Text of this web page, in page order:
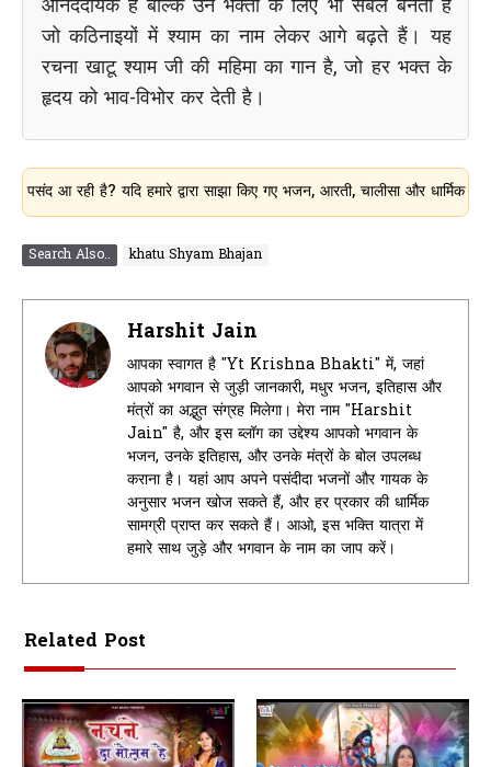
आनंददायक है बल्कि उन भक्तों के लिए भी संबल बनता है
जो कठिनाइयों में श्याम का नाम लेकर आगे बढ़ते हैं। यह
रचना खाटू श्याम जी की महिमा का गान है, जो हर भक्त के
हृदय को भाव-विभोर कर देती है।
रही है? यदि हमारे द्वारा साझा किए गए भजन, आरती, चालीसा और धार्मिक
Search Also.. khatu Shyam Bhajan
Harshit Jain
आपका स्वागत है "Yt Krishna Bhakti" में, जहां
आपको भगवान से जुड़ी जानकारी, मधुर भजन, इतिहास और
मंत्रों का अद्भुत संग्रह मिलेगा। मेरा नाम "Harshit
Jain" है, और इस ब्लॉग का उद्देश्य आपको भगवान के
भजन, उनके इतिहास, और उनके मंत्रों के बोल उपलब्ध
कराना है। यहां आप अपने पसंदीदा भजनों और गायक के
अनुसार भजन खोज सकते हैं, और हर प्रकार की धार्मिक
सामग्री प्राप्त कर सकते हैं। आओ, इस भक्ति यात्रा में
हमारे साथ जुड़े और भगवान के नाम का जाप करें।
Related Post